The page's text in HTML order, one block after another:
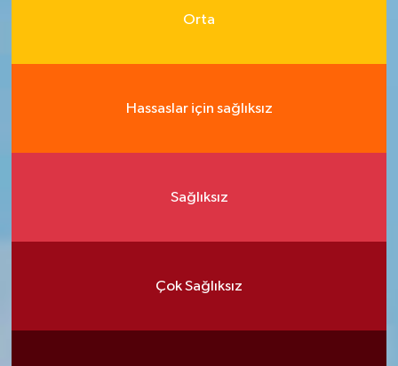
Orta
Hassaslar için sağlıksız
Sağlıksız
Çok Sağlıksız